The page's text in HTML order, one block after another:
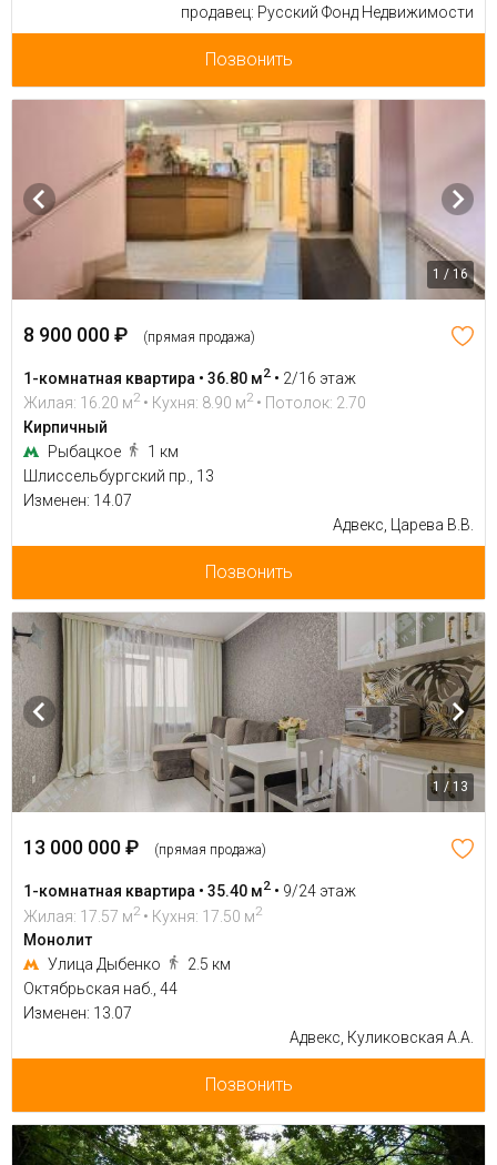
продавец: Русский Фонд Недвижимости
Позвонить
1 / 16
8 900 000 ₽ (прямая продажа)
1-комнатная квартира • 36.80 м2 • 2/16 этаж
Жилая: 16.20 м2 • Кухня: 8.90 м2 • Потолок: 2.70
Кирпичный
Рыбацкое
1 км
Шлиссельбургский пр., 13
Изменен: 14.07
Адвекс, Царева В.В.
Позвонить
1 / 13
13 000 000 ₽ (прямая продажа)
1-комнатная квартира • 35.40 м2 • 9/24 этаж
Жилая: 17.57 м2 • Кухня: 17.50 м2
Монолит
Улица Дыбенко
2.5 км
Октябрьская наб., 44
Изменен: 13.07
Адвекс, Куликовская А.А.
Позвонить